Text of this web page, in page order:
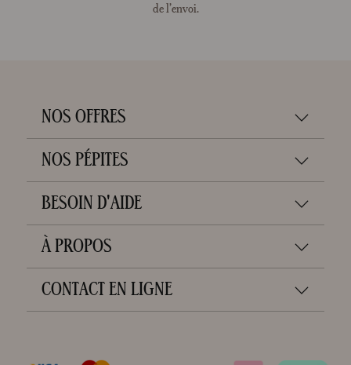
de l’envoi.
NOS OFFRES
NOS PÉPITES
BESOIN D'AIDE
À PROPOS
CONTACT EN LIGNE